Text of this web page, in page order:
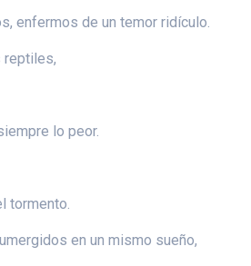
enfermos de un temor ridículo.
reptiles,
lo peor.
tormento.
en un mismo sueño,